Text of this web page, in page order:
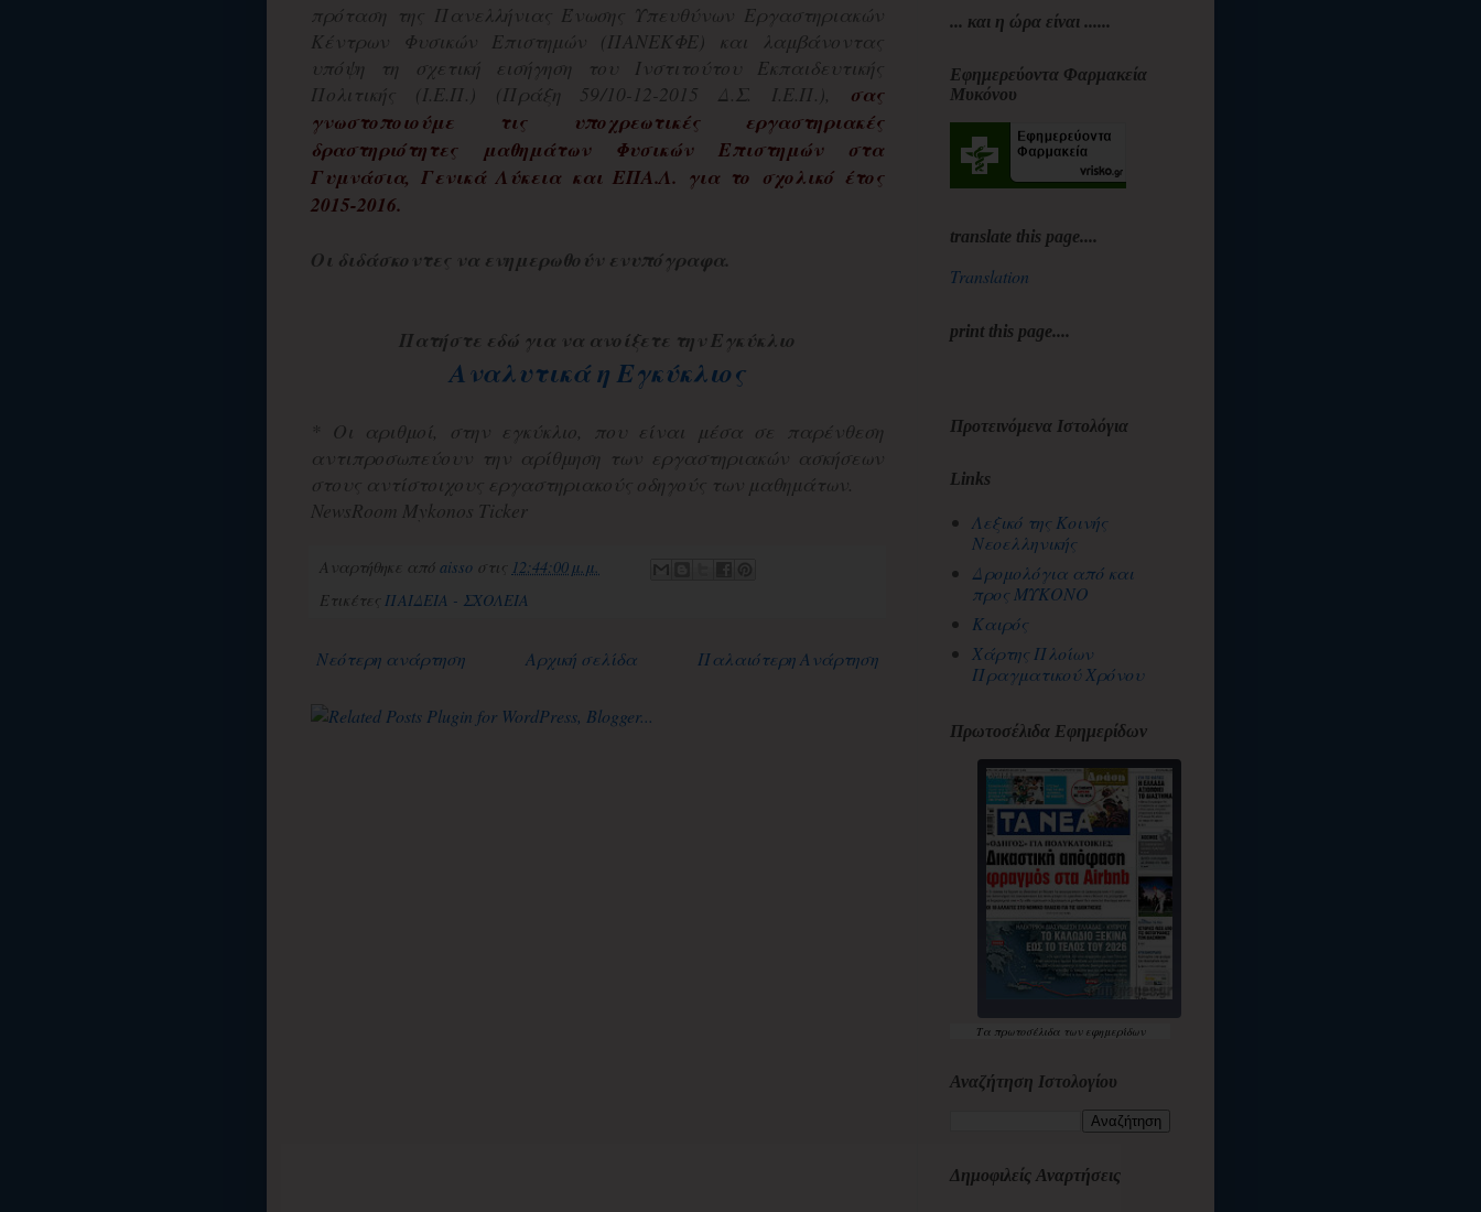
πρόταση της Πανελλήνιας Ένωσης Υπευθύνων Εργαστηριακών
Κέντρων Φυσικών Επιστημών (ΠΑΝΕΚΦΕ) και λαμβάνοντας
υπόψη τη σχετική εισήγηση του Ινστιτούτου Εκπαιδευτικής
Πολιτικής (Ι.Ε.Π.) (Πράξη 59/10-12-2015 Δ.Σ. I.Ε.Π.), σας
γνωστοποιούμε τις υποχρεωτικές εργαστηριακές
δραστηριότητες μαθημάτων Φυσικών Επιστημών στα
Γυμνάσια, Γενικά Λύκεια και ΕΠΑ.Λ. για το σχολικό έτος
2015-2016.
Οι διδάσκοντες να ενημερωθούν ενυπόγραφα.
Πατήστε εδώ για να ανοίξετε την Εγκύκλιο
Αναλυτικά η Εγκύκλιος
* Οι αριθμοί, στην εγκύκλιο, που είναι μέσα σε παρένθεση
αντιπροσωπεύουν την αρίθμηση των εργαστηριακών ασκήσεων
στους αντίστοιχους εργαστηριακούς οδηγούς των μαθημάτων.
NewsRoom Mykonos Ticker
Αναρτήθηκε από aisso στις 12:44:00 μ.μ.
Ετικέτες ΠΑΙΔΕΙΑ - ΣΧΟΛΕΙΑ
Νεότερη ανάρτηση Παλαιότερη Ανάρτηση
Αρχική σελίδα
... και η ώρα είναι ......
Εφημερεύοντα Φαρμακεία
Μυκόνου
translate this page....
Translation
print this page....
Προτεινόμενα Ιστολόγια
Links
Λεξικό της Κοινής
Νεοελληνικής
Δρομολόγια από και
προς ΜΥΚΟΝΟ
Καιρός
Χάρτης Πλοίων
Πραγματικού Χρόνου
Πρωτοσέλιδα Εφημερίδων
Τα πρωτοσέλιδατων εφημερίδων
Αναζήτηση Ιστολογίου
Δημοφιλείς Αναρτήσεις